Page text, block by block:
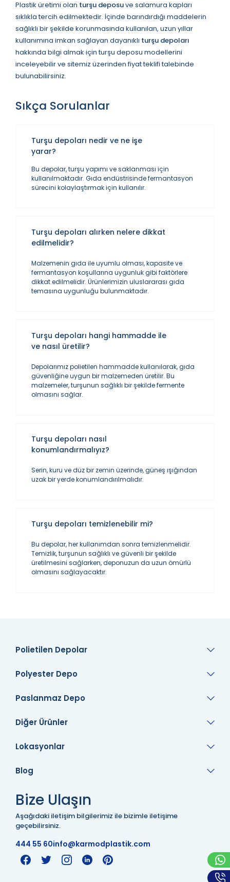
Plastik üretimi olan turşu deposuve salamura kapları
sıklıkla tercih edilmektedir. İçinde barındırdığı maddelerin
sağlıklı bir şekilde korunmasında kullanılan, uzun yıllar
kullanımına imkan sağlayan dayanıklı turşu depoları
hakkında bilgi almak için turşu deposu modellerini
inceleyebilir ve sitemiz üzerinden fiyat teklifi talebinde
bulunabilirsiniz.
Sıkça Sorulanlar
Turşu depoları nedir ve ne işe
yarar?
Bu depolar, turşu yapımı ve saklanması için
kullanılmaktadır. Gıda endüstrisinde fermantasyon
sürecini kolaylaştırmak için kullanılır.
Turşu depoları alırken nelere dikkat
edilmelidir?
Malzemenin gıda ile uyumlu olması, kapasite ve
fermantasyon koşullarına uygunluk gibi faktörlere
dikkat edilmelidir. Ürünlerimizin uluslararası gıda
temasına uygunluğu bulunmaktadır.
Turşu depoları hangi hammadde ile
ve nasıl üretilir?
Depolarımız polietilen hammadde kullanılarak, gıda
güvenliğine uygun bir malzemeden üretilir. Bu
malzemeler, turşunun sağlıklı bir şekilde fermente
olmasını sağlar.
Turşu depoları nasıl
konumlandırmalıyız?
Serin, kuru ve düz bir zemin üzerinde, güneş ışığından
uzak bir yerde konumlandırılmalıdır.
Turşu depoları temizlenebilir mi?
Bu depolar, her kullanımdan sonra temizlenmelidir.
Temizlik, turşunun sağlıklı ve güvenli bir şekilde
üretilmesini sağlarken, deponuzun da uzun ömürlü
olmasını sağlayacaktır.
Polietilen Depolar
Polyester Depo
Paslanmaz Depo
Diğer Ürünler
Lokasyonlar
Bize Ulaşın
Aşağıdaki iletişim bilgilerimiz ile bizimle iletişime
geçebilirsiniz.
444 55 60info@karmodplastik.com
Blog